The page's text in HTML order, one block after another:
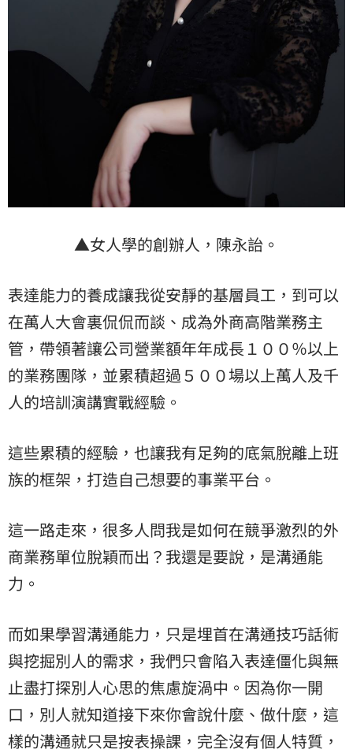
▲女人學的創辦人，陳永詒。
表達能力的養成讓我從安靜的基層員工，到可以
在萬人大會裏侃侃而談、成為外商高階業務主
管，帶領著讓公司營業額年年成長１００％以上
的業務團隊，並累積超過５００場以上萬人及千
人的培訓演講實戰經驗。
這些累積的經驗，也讓我有足夠的底氣脫離上班
族的框架，打造自己想要的事業平台。
這一路走來，很多人問我是如何在競爭激烈的外
商業務單位脫穎而出？我還是要說，是溝通能
力。
而如果學習溝通能力，只是埋首在溝通技巧話術
與挖掘別人的需求，我們只會陷入表達僵化與無
止盡打探別人心思的焦慮旋渦中。因為你一開
口，別人就知道接下來你會說什麼、做什麼，這
樣的溝通就只是按表操課，完全沒有個人特質，